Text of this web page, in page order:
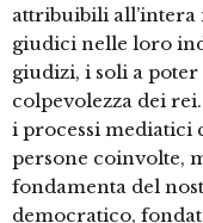
attribuibili all’intera
giudici nelle loro
giudizi, i soli a
colpevolezza dei
i processi mediatici
persone coinvolte,
fondamenta del
democratico,